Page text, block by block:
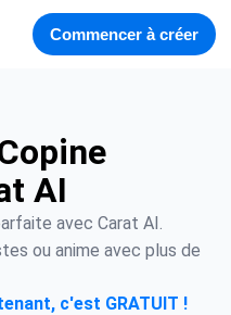
소개
Commencer à créer
AI
avec Carat AI.
ou anime avec plus de
c'est GRATUIT !